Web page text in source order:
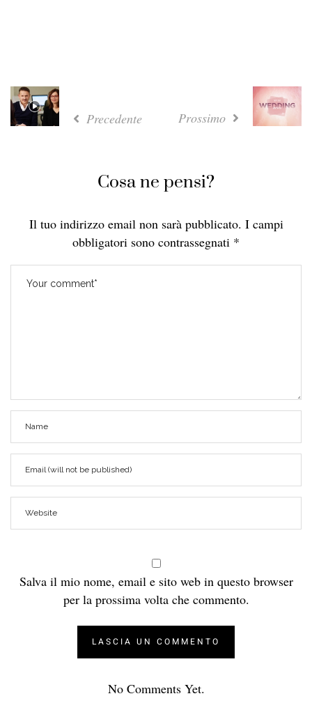
Precedente Prossimo
Cosa ne pensi?
Il tuo indirizzo email non sarà pubblicato. I campi
obbligatori sono contrassegnati *
Salva il mio nome, email e sito web in questo browser
per la prossima volta che commento.
No Comments Yet.